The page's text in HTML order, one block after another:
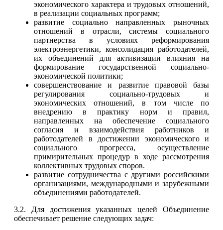
экономического характера и трудовых отношений,
в реализации социальных программ;
развитие социально направленных рыночных
отношений в отрасли, системы социального
партнерства в условиях реформирования
электроэнергетики, консолидация работодателей,
их объединений для активизации влияния на
формирование государственной социально-
экономической политики;
совершенствование и развитие правовой базы
регулирования социально-трудовых и
экономических отношений, в том числе по
внедрению в практику норм и правил,
направленных на обеспечение социального
согласия и взаимодействия работников и
работодателей в достижении экономического и
социального прогресса, осуществление
примирительных процедур в ходе рассмотрения
коллективных трудовых споров.
развитие сотрудничества с другими российскими
организациями, международными и зарубежными
объединениями работодателей.
3.2. Для достижения указанных целей Объединение
обеспечивает решение следующих задач: